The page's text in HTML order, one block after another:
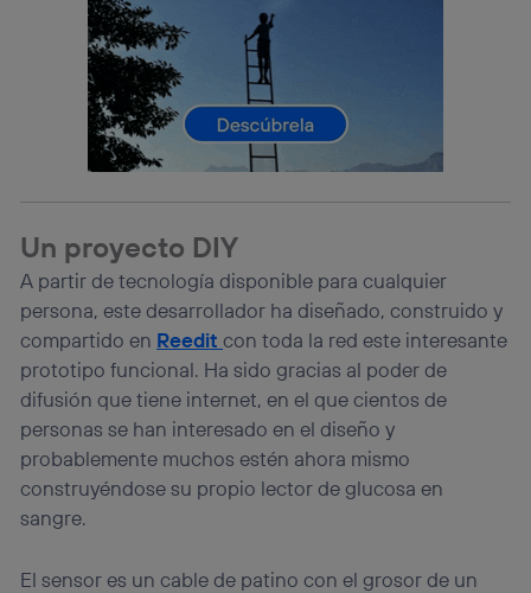
Un proyecto DIY
A partir de tecnología disponible para cualquier
persona, este desarrollador ha diseñado, construido y
compartido en Reeditcon toda la red este interesante
prototipo funcional. Ha sido gracias al poder de
difusión que tiene internet, en el que cientos de
personas se han interesado en el diseño y
probablemente muchos estén ahora mismo
construyéndose su propio lector de glucosa en
sangre.
El sensor es un cable de patino con el grosor de un
Este identificador se asigna a la conexión de internet, por
lo que cualquier persona que conecte su dispositivo y
consienta el uso de la tecnología recibirá el mismo
identificador. Típicamente:
Si utilizas unaconexión de banda ancha
el marketing o análisis se realizará en función de las
actividades de navegación de los miembros del hogar
personalizado, ya que se basará únicamente en la
navegación del usuario del móvil.
Puedes gestionar los consentimientos Utiq seleccionando
“Administrar Utiq” en la parte inferior de esta página web o
visitando el portal de privacidad de Utiq
(“consenthub”). Para más información, consulta
la política de privacidad de Utiq.